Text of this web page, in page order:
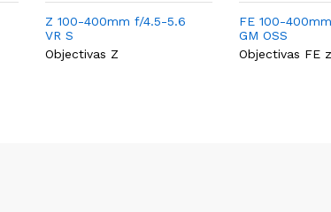
Z 100-400mm f/4.5-5.6
VR S
Objectivas Z
FE 100-
GM OSS
Objectivas FE